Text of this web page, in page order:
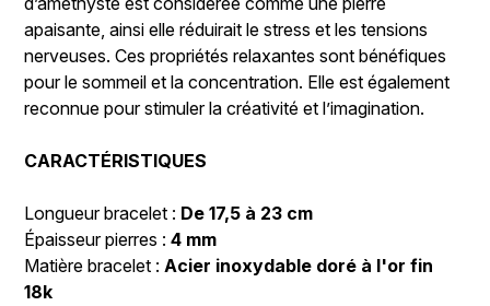
apaisante, ainsi elle réduirait le stress et les tensions
nerveuses. Ces propriétés relaxantes sont bénéfiques
pour le sommeil et la concentration. Elle est également
reconnue pour stimuler la créativité et l’imagination.
CARACTÉRISTIQUES
Longueur bracelet : De 17,5 à 23 cm
Épaisseur pierres :4 mm
Matière bracelet :Acier inoxydable doré à l'or fin
18k